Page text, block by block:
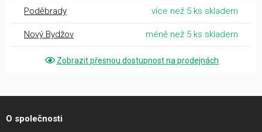
Poděbrady více než 5 ks skladem
Nový Bydžov méně než 5 ks skladem
Zobrazit přesnou dostupnost na prodejnách
O společnosti